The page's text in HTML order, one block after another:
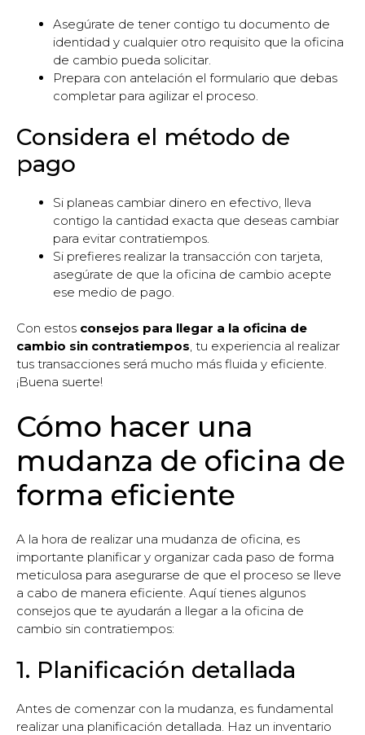
Asegúrate de tener contigo tu documento de
identidad y cualquier otro requisito que la oficina
de cambio pueda solicitar.
Prepara con antelación el formulario que debas
completar para agilizar el proceso.
Considera el método de
pago
Si planeas cambiar dinero en efectivo, lleva
contigo la cantidad exacta que deseas cambiar
para evitar contratiempos.
Si prefieres realizar la transacción con tarjeta,
asegúrate de que la oficina de cambio acepte
ese medio de pago.
Con estos consejos para llegar a la oficina de
cambio sin contratiempos, tu experiencia al realizar
tus transacciones será mucho más fluida y eficiente.
¡Buena suerte!
Cómo hacer una
mudanza de oficina de
forma eficiente
A la hora de realizar una mudanza de oficina, es
importante planificar y organizar cada paso de forma
meticulosa para asegurarse de que el proceso se lleve
a cabo de manera eficiente. Aquí tienes algunos
consejos que te ayudarán a llegar a la oficina de
cambio sin contratiempos:
1. Planificación detallada
Antes de comenzar con la mudanza, es fundamental
realizar una planificación detallada. Haz un inventario